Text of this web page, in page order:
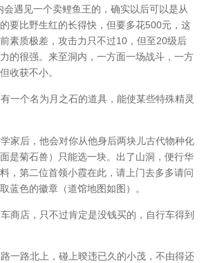
会遇见一个卖鲤鱼王的，确实以后可以是从
要比野生红的长得快，但要多花500元，这
素质极差，攻击力只不过10，但至20级后
的很强。来至洞内，一方面一场战斗，一方
收获不小。
一个名为月之石的道具，能使某些特殊精灵
家后，他会对你从他身后两块儿古代物种化
是菊石兽）只能选一块。出了山洞，便行华
，第二位首领小霞在此，请上门去多多请问
蓝色的徽章（道馆地图如图）。
商店，只不过肯定是没钱买的，自行车得到
一路北上，碰上暌违已久的小茂，不由得还